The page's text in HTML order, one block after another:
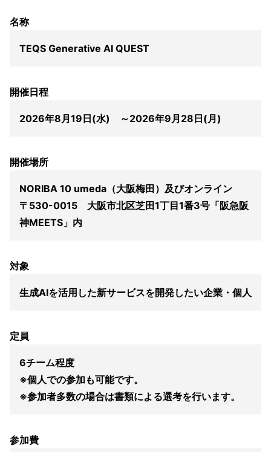
名称
TEQS Generative AI QUEST
開催日程
2026年8月19日(水) ～2026年9月28日(月)
開催場所
NORIBA 10 umeda（大阪梅田）及びオンライン
〒530-0015 大阪市北区芝田1丁目1番3号「阪急阪
神MEETS」内
対象
生成AIを活用した新サービスを開発したい企業・個人
定員
6チーム程度
※個人での参加も可能です。
※参加者多数の場合は書類による選考を行います。
参加費